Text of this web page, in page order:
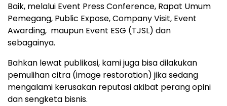
Baik, melalui Event Press Conference, Rapat Umum
Pemegang, Public Expose, Company Visit, Event
Awarding, maupun Event ESG (TJSL) dan
sebagainya.
Bahkan lewat publikasi, kami juga bisa dilakukan
pemulihan citra (image restoration) jika sedang
mengalami kerusakan reputasi akibat perang opini
dan sengketa bisnis.